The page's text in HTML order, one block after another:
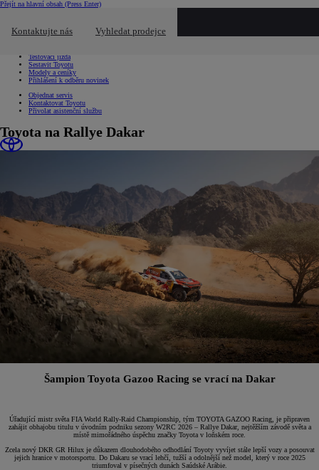
Přejít na hlavní obsah (Press Enter)
Kontaktujte nás Vyhledat prodejce
Chci... Kliknutím zavřete překryvné okno
Testovací jízda
Sestavit Toyotu
Modely a ceníky
Přihlášení k odběru novinek
Objednat servis
Kontaktovat Toyotu
Přivolat asistenční službu
Toyota na Rallye Dakar
Šampion Toyota Gazoo Racing se vrací na Dakar
Úřadující mistr světa FIA World Rally-Raid Championship, tým TOYOTA GAZOO Racing, je připraven
zahájit obhajobu titulu v úvodním podniku sezony W2RC 2026 – Rallye Dakar, nejtěžším závodě světa a
místě mimořádného úspěchu značky Toyota v loňském roce.
Zcela nový DKR GR Hilux je důkazem dlouhodobého odhodlání Toyoty vyvíjet stále lepší vozy a posouvat
jejich hranice v motorsportu. Do Dakaru se vrací lehčí, tužší a odolnější než model, který v roce 2025
triumfoval v písečných dunách Saúdské Arábie.